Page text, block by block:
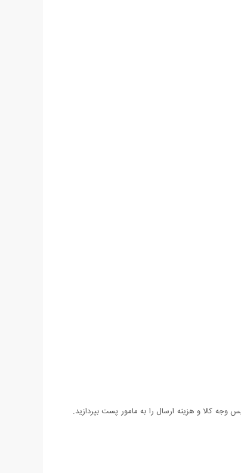
کالا و هزینه ارسال را به مامور پست بپردازید.